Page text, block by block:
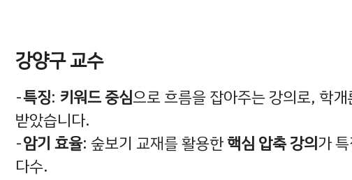
강양구 교수
특징: 키워드 중심으로 흐름을 잡아주는 강의로, 학
받았습니다.
암기 효율: 숲보기 교재를 활용한핵심 압축 강의가
다수.